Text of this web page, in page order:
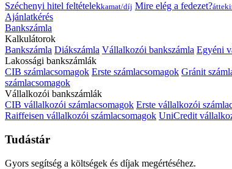
Széchenyi hitel feltételekkamat/díj Mire elég a fedezet?
Ajánlatkérés
Bankszámla
Kalkulátorok
Bankszámla Diákszámla Vállalkozói bankszámla Egyéni
Lakossági bankszámlák
CIB számlacsomagok Erste számlacsomagok Gránit
számlacsomagok
Vállalkozói bankszámlák
CIB vállalkozói számlacsomagok Erste vállalkozói
Raiffeisen vállalkozói számlacsomagok UniCredit
Tudástár
Gyors segítség a költségek és díjak megértéséhez.